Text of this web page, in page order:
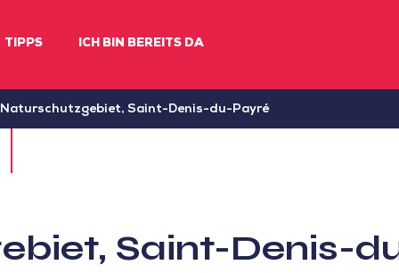
TIPPS ICH BIN BEREITS DA
Naturschutzgebiet, Saint-Denis-du-Payré
Saint-Denis-